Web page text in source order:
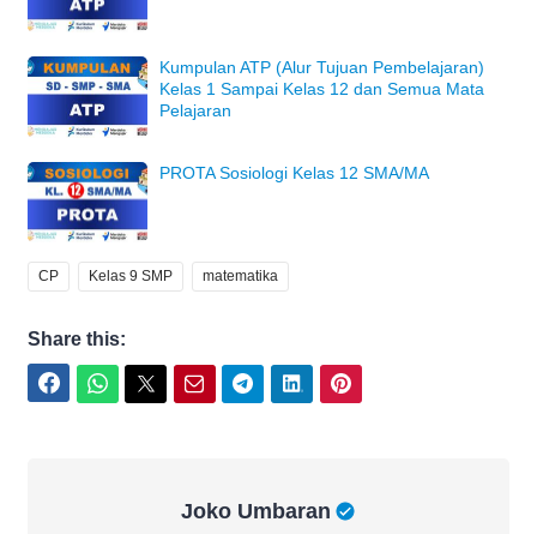
Kumpulan ATP (Alur Tujuan Pembelajaran)
Kelas 1 Sampai Kelas 12 dan Semua Mata
Pelajaran
PROTA Sosiologi Kelas 12 SMA/MA
CP Kelas 9 SMP matematika
Share this:
Joko Umbaran